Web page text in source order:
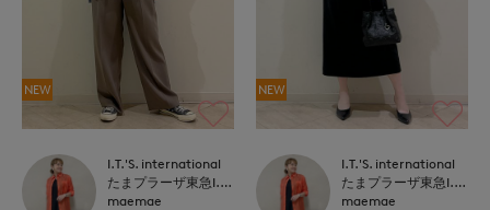
NEW
I.T.'S. international
たまプラーザ東急I.T.'S.international
maemae
NEW
I.T.'S. international
たまプラーザ東急I.T.'S.international
maemae